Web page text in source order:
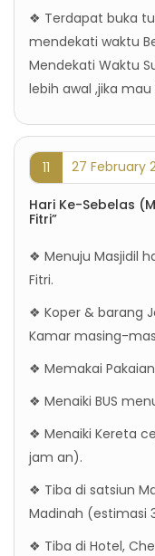
❖ Terdapat buka
mendekati waktu
Mendekati Waktu
lebih awal ,jika
11 27 February
Hari Ke-Sebelas
Fitri”
❖ Menuju Masjidil
Fitri.
❖ Koper & barang
Kamar masing-
❖ Memakai
❖ Menaiki BUS
❖ Menaiki Kereta
jam an).
❖ Tiba di satsiun
Madinah (estimasi
❖ Tiba di Hotel,